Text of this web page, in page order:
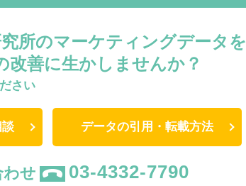
所のマーケティングデータを
改善に生かしませんか？
さい
データの引用・転載方法
わせ 03-4332-7790